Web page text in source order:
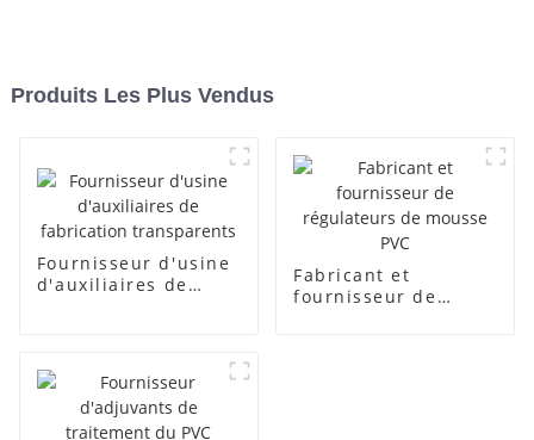
Produits Les Plus Vendus
Fournisseur d'usine
d'auxiliaires de
Fabricant et
fournisseur de